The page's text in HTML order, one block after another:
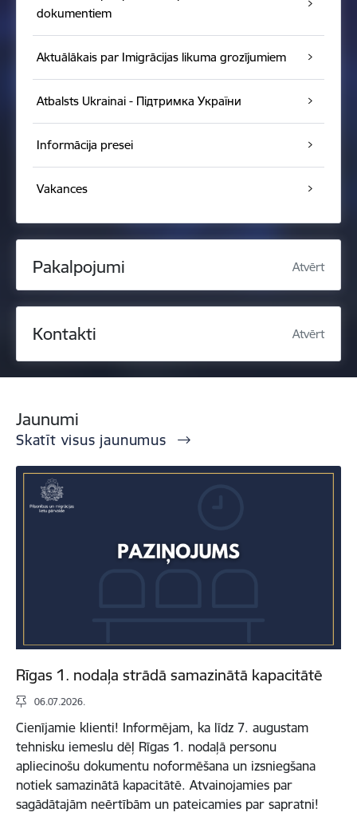
dokumentiem
Aktuālākais par Imigrācijas likuma grozījumiem
Atbalsts Ukrainai - Підтримка України
Informācija presei
Vakances
Pakalpojumi Atvērt
Kontakti Atvērt
Jaunumi
Skatīt visus jaunumus
Rīgas 1. nodaļa strādā samazinātā kapacitātē
06.07.2026.
Cienījamie klienti! Informējam, ka līdz 7. augustam
tehnisku iemeslu dēļ Rīgas 1. nodaļā personu
apliecinošu dokumentu noformēšana un izsniegšana
notiek samazinātā kapacitātē. Atvainojamies par
sagādātajām neērtībām un pateicamies par sapratni!